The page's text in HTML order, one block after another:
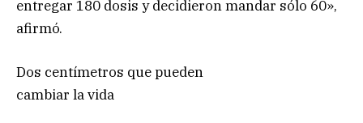
entregar 180 dosis y decidieron mandar sólo 60»,
afirmó.
Dos centímetros que pueden
cambiar la vida